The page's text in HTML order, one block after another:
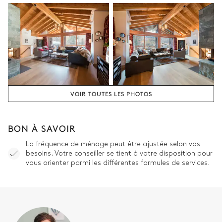
Chambre 2
TV
Balcon
Lit double (2 lits simples)
Chambre 2 salle de bain
Attenante
Douche
Pas de WC dans cette salle
de bain
VOIR TOUTES LES PHOTOS
BON À SAVOIR
La fréquence de ménage peut être ajustée selon vos
besoins. Votre conseiller se tient à votre disposition pour
vous orienter parmi les différentes formules de services.